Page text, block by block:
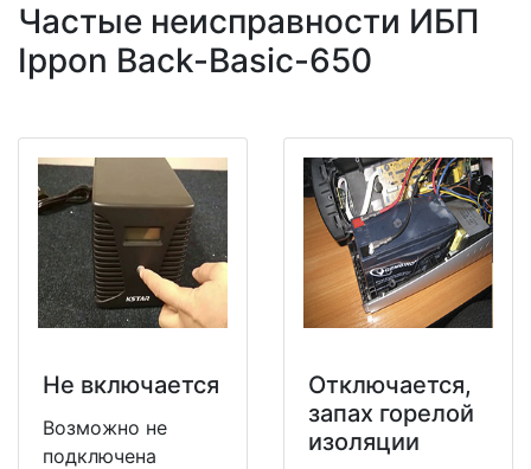
Частые неисправности ИБП
Ippon Back-Basic-650
Не включается
Возможно не
подключена
Отключается,
запах горелой
изоляции